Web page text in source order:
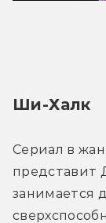
Ши-Халк
Сериал в
представит
занимается